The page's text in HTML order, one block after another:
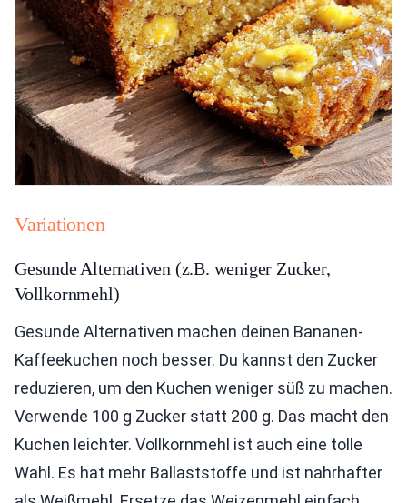
Variationen
Gesunde Alternativen (z.B. weniger Zucker,
Vollkornmehl)
Gesunde Alternativen machen deinen Bananen-
Kaffeekuchen noch besser. Du kannst den Zucker
reduzieren, um den Kuchen weniger süß zu machen.
Verwende 100 g Zucker statt 200 g. Das macht den
Kuchen leichter. Vollkornmehl ist auch eine tolle
Wahl. Es hat mehr Ballaststoffe und ist nahrhafter